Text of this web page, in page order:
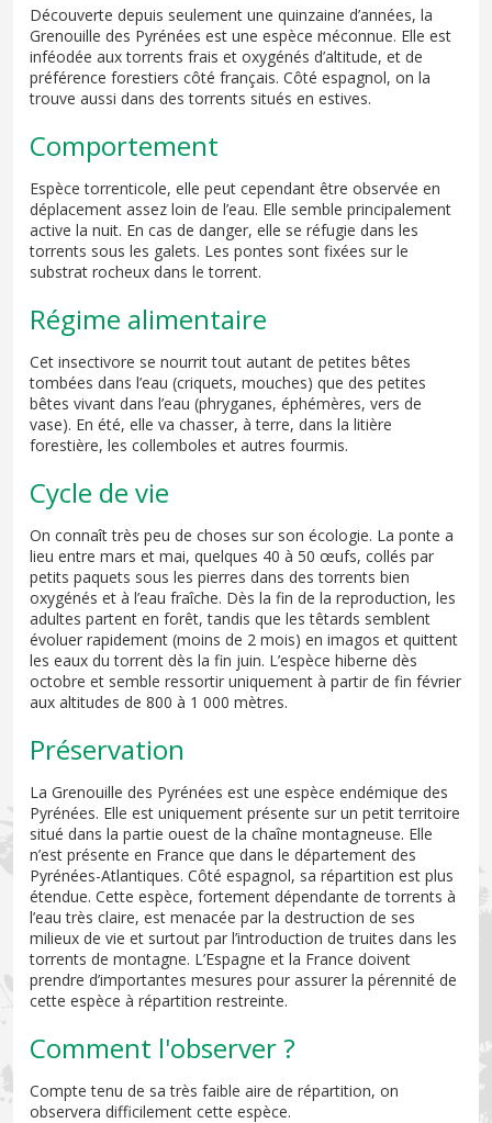
Découverte depuis seulement une quinzaine d’années, la
Grenouille des Pyrénées est une espèce méconnue. Elle est
inféodée aux torrents frais et oxygénés d’altitude, et de
préférence forestiers côté français. Côté espagnol, on la
trouve aussi dans des torrents situés en estives.
Comportement
Espèce torrenticole, elle peut cependant être observée en
déplacement assez loin de l’eau. Elle semble principalement
active la nuit. En cas de danger, elle se réfugie dans les
torrents sous les galets. Les pontes sont fixées sur le
substrat rocheux dans le torrent.
Régime alimentaire
Cet insectivore se nourrit tout autant de petites bêtes
tombées dans l’eau (criquets, mouches) que des petites
bêtes vivant dans l’eau (phryganes, éphémères, vers de
vase). En été, elle va chasser, à terre, dans la litière
forestière, les collemboles et autres fourmis.
Cycle de vie
On connaît très peu de choses sur son écologie. La ponte a
lieu entre mars et mai, quelques 40 à 50 œufs, collés par
petits paquets sous les pierres dans des torrents bien
oxygénés et à l’eau fraîche. Dès la fin de la reproduction, les
adultes partent en forêt, tandis que les têtards semblent
évoluer rapidement (moins de 2 mois) en imagos et quittent
les eaux du torrent dès la fin juin. L’espèce hiberne dès
octobre et semble ressortir uniquement à partir de fin février
aux altitudes de 800 à 1 000 mètres.
Préservation
La Grenouille des Pyrénées est une espèce endémique des
Pyrénées. Elle est uniquement présente sur un petit territoire
situé dans la partie ouest de la chaîne montagneuse. Elle
n’est présente en France que dans le département des
Pyrénées-Atlantiques. Côté espagnol, sa répartition est plus
étendue. Cette espèce, fortement dépendante de torrents à
l’eau très claire, est menacée par la destruction de ses
milieux de vie et surtout par l’introduction de truites dans les
torrents de montagne. L’Espagne et la France doivent
prendre d’importantes mesures pour assurer la pérennité de
cette espèce à répartition restreinte.
Comment l'observer ?
Compte tenu de sa très faible aire de répartition, on
observera difficilement cette espèce.